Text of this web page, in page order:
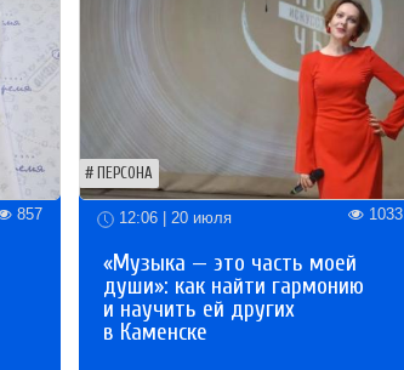
857
ПЕРСОНА
12:06 | 20 июля 1033
«Музыка — это часть моей
души»: как найти гармонию
и научить ей других
в Каменске